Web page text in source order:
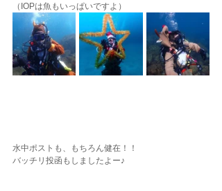
（IOPは魚もいっぱいですよ）
水中ポストも、もちろん健在！！
バッチリ投函もしましたよー♪